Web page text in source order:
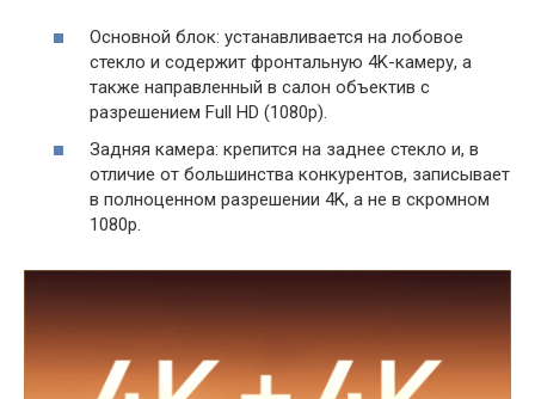
Основной блок: устанавливается на лобовое
стекло и содержит фронтальную 4K-камеру, а
также направленный в салон объектив с
разрешением Full HD (1080p).
Задняя камера: крепится на заднее стекло и, в
отличие от большинства конкурентов, записывает
в полноценном разрешении 4K, а не в скромном
1080p.